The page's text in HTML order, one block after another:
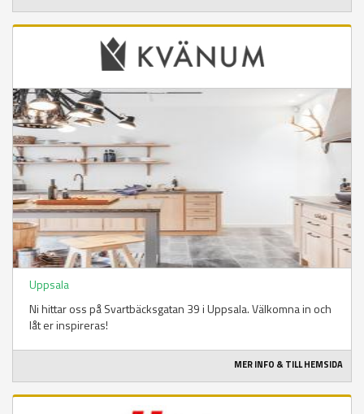
Uppsala
Ni hittar oss på Svartbäcksgatan 39 i Uppsala. Välkomna in och
låt er inspireras!
MER INFO & TILL HEMSIDA